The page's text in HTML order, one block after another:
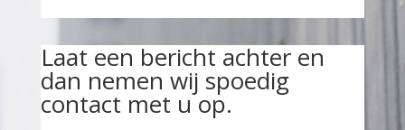
Laat een bericht achter en
dan nemen wij spoedig
contact met u op.